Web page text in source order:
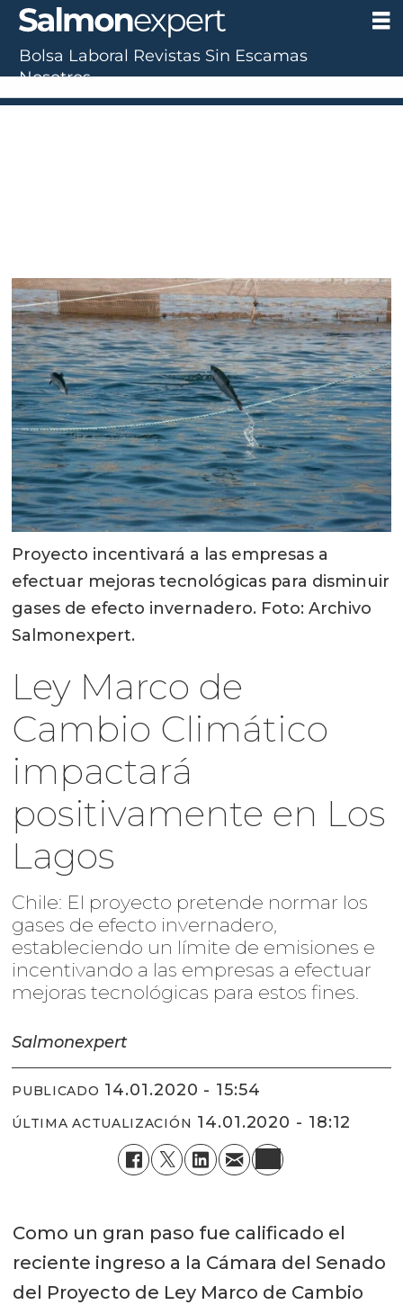
Proyecto incentivará a las empresas a
efectuar mejoras tecnológicas para disminuir
gases de efecto invernadero. Foto: Archivo
Salmonexpert.
Ley Marco de
Cambio Climático
impactará
positivamente en Los
Lagos
Chile: El proyecto pretende normar los
gases de efecto invernadero,
estableciendo un límite de emisiones e
incentivando a las empresas a efectuar
mejoras tecnológicas para estos fines.
Salmonexpert
PUBLICADO 14.01.2020 - 15:54
ÚLTIMA ACTUALIZACIÓN 14.01.2020 - 18:12
Como un gran paso fue calificado el
reciente ingreso a la Cámara del Senado
del Proyecto de Ley Marco de Cambio
Bolsa Laboral Revistas Sin Escamas
Nosotros